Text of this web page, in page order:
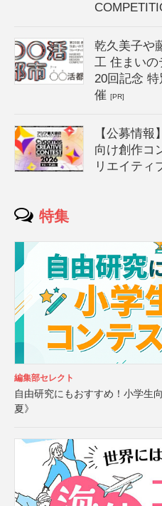
乾久美子や
工 住まいの
20回記念
催[PR]
【公募情
向け創作コ
リエイティ
特集
編集部セレクト
自由研究にもおすすめ！小学生
夏》